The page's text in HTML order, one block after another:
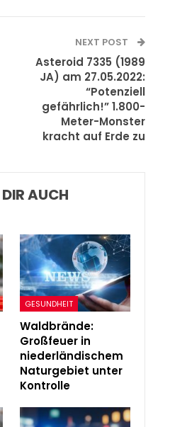
NEXT POST
Asteroid 7335 (1989
JA) am 27.05.2022:
“Potenziell
gefährlich!” 1.800-
Meter-Monster
kracht auf Erde zu
AUCH
GESUNDHEIT
Waldbrände:
Großfeuer in
niederländischem
Naturgebiet unter
Kontrolle